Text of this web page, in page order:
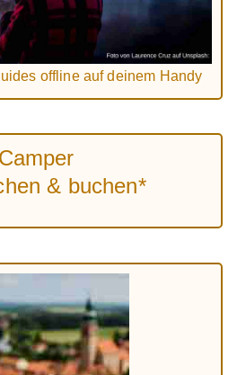
offline auf deinem Handy
Camper
& buchen*